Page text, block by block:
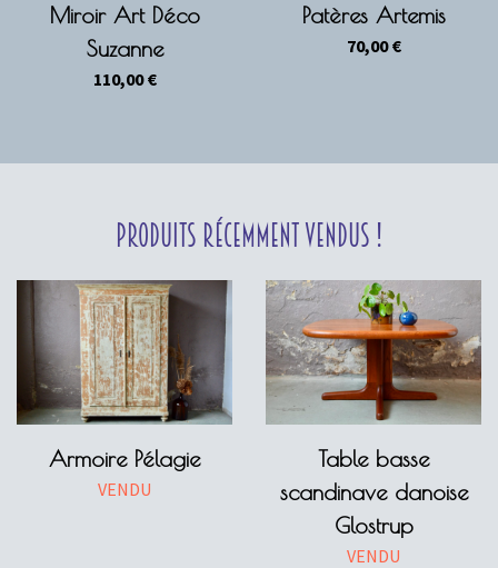
Miroir Art Déco
Suzanne
110,00€
Patères Artemis
70,00€
Produits récemment vendus !
Armoire Pélagie
VENDU
Table basse
scandinave danoise
Glostrup
VENDU